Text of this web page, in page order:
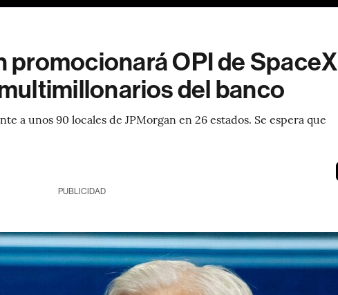
promocionará OPI de SpaceX
del banco
a unos 90 locales de JPMorgan en 26 estados. Se espera que
PUBLICIDAD